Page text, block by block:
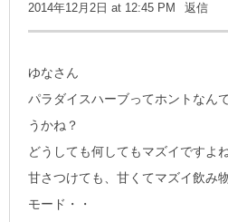
2014年12月2日 at 12:45 PM
返信
ゆなさん
パラダイスハーブってホントなん
うかね？
どうしても何してもマズイですよ
甘さつけても、甘くてマズイ飲み
モード・・